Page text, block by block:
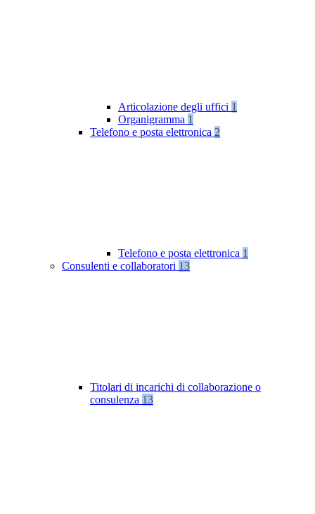
Articolazione degli uffici 1
Organigramma 1
Telefono e posta elettronica 2
Telefono e posta elettronica 1
Consulenti e collaboratori 13
Titolari di incarichi di collaborazione o
consulenza 13